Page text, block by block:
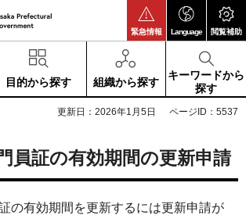
緊急情報 Language 閲覧補助
目的から探す 組織から探す
キーワードから
探す
更新日：2026年1月5日 ページID：5537
員証の有効期間の更新申請
の有効期間を更新するには更新申請が